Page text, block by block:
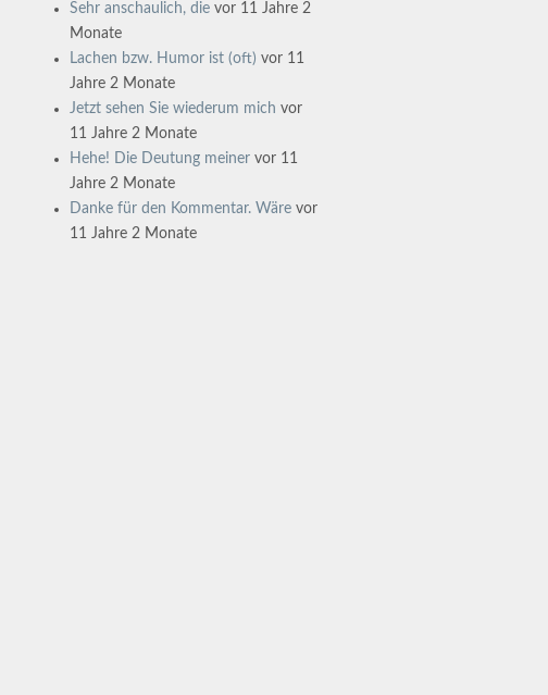
Sehr anschaulich, die vor 11 Jahre 2
Monate
Lachen bzw. Humor ist (oft) vor 11
Jahre 2 Monate
Jetzt sehen Sie wiederum mich vor
11 Jahre 2 Monate
Hehe! Die Deutung meiner vor 11
Jahre 2 Monate
Danke für den Kommentar. Wäre vor
11 Jahre 2 Monate